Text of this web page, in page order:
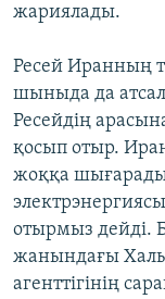
жариялады.
Ресей Иранның
шыныда да
Ресейдің
қосып отыр.
жоққа
отырмыз дейді.
жанындағы
агенттігінің